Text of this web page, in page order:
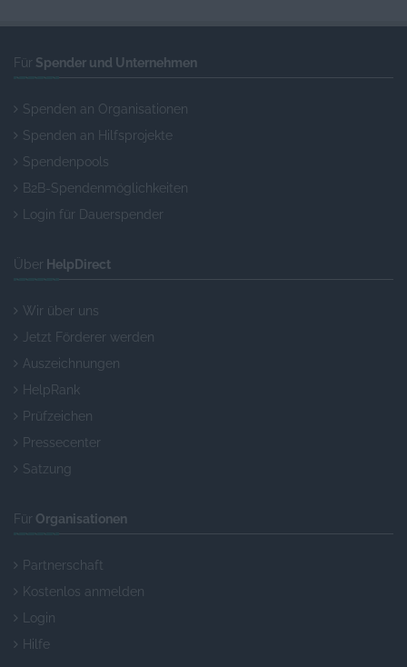
Für Spender und Unternehmen
Spenden an Organisationen
Spenden an Hilfsprojekte
Spendenpools
B2B-Spendenmöglichkeiten
Login für Dauerspender
Über HelpDirect
Wir über uns
Jetzt Förderer werden
Auszeichnungen
HelpRank
Prüfzeichen
Pressecenter
Satzung
Für Organisationen
Partnerschaft
Kostenlos anmelden
Login
Hilfe